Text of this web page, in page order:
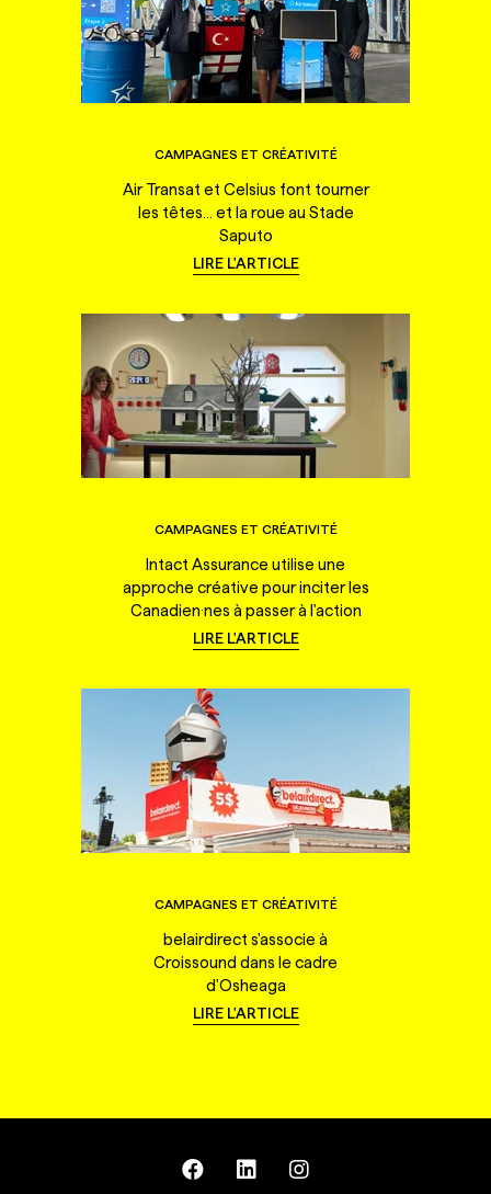
CAMPAGNES ET CRÉATIVITÉ
Air Transat et Celsius font tourner
les têtes... et la roue au Stade
Saputo
LIRE L'ARTICLE
CAMPAGNES ET CRÉATIVITÉ
Intact Assurance utilise une
approche créative pour inciter les
Canadien·nes à passer à l'action
LIRE L'ARTICLE
CAMPAGNES ET CRÉATIVITÉ
belairdirect s'associe à
Croissound dans le cadre
d'Osheaga
LIRE L'ARTICLE